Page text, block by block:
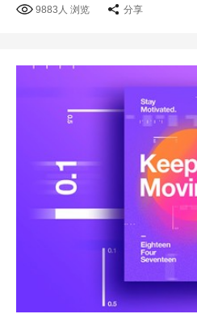
9883人 浏览 分享